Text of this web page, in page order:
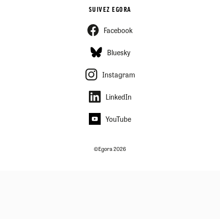
SUIVEZ EGORA
Facebook
Bluesky
Instagram
LinkedIn
YouTube
©Egora 2026